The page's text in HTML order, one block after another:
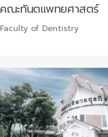
คณะทันตแพทยศาสตร์
Faculty of Dentistry